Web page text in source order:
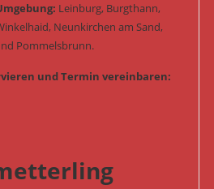
Leinburg, Burgthann,
Neunkirchen am Sand,
Pommelsbrunn.
und Termin vereinbaren: